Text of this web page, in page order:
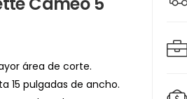
área de corte.
15 pulgadas de ancho.